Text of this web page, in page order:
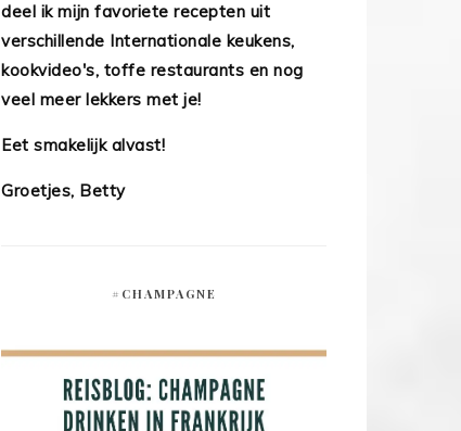
deel ik mijn favoriete recepten uit
verschillende Internationale keukens,
kookvideo's, toffe restaurants en nog
veel meer lekkers met je!
Eet smakelijk alvast!
Groetjes, Betty
#CHAMPAGNE